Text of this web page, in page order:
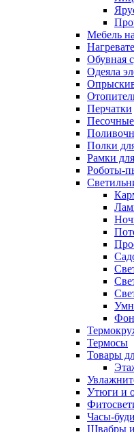
Мебель
Обувная
Одеяла
Перчатки
Полки
Рамки
Роботы-
Термосы
Товары
Утюги и
Часы-
Швабры